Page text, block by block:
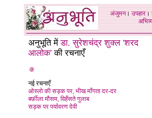
अंजुमन।उपहार।
अनुभूति मेंडा. सुरेशचंद्र शुक्ल 'शरद
आलोक' की रचनाएँ
नई रचनाएँ
ओस्लो की सड़क पर, भीख माँगता दर-दर
बर्फ़ीला मौसम, विहँसते गुलाब
सड़क पर पर्यावरण देवी